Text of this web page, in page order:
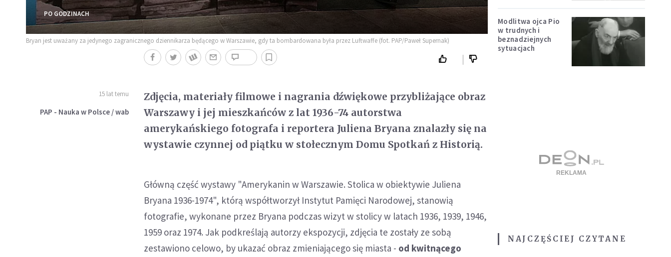
PO GODZINACH
Bryan jest uważany za jedynego zagranicznego dziennikarza będącego w Warszawie, gdy ta bombardowana była przez Luftwaffe (fot. PAP/Paweł Supernak)
15 lat temu
PAP - Nauka w Polsce / wab
Zdjęcia, materiały filmowe i nagrania dźwiękowe przybliżające obraz
Warszawy i jej mieszkańców z lat 1936-74 autorstwa
amerykańskiego fotografa i reportera Juliena Bryana znalazły się na
wystawie czynnej od piątku w stołecznym Domu Spotkań z Historią.
Główną część wystawy "Amerykanin w Warszawie. Stolica w obiektywie Juliena
Bryana 1936-1974", którą współtworzył Instytut Pamięci Narodowej, stanowią
fotografie, wykonane przez Bryana podczas wizyt w stolicy w latach 1936, 1939, 1946,
1959 oraz 1974. Jak podkreślają autorzy ekspozycji, zdjęcia te zostały ze sobą
zestawiono celowo, by ukazać obraz zmieniającego się miasta - od kwitnącego
Modlitwa ojca Pio
w trudnych i
beznadziejnych
sytuacjach
NAJCZĘŚCIEJ CZYTANE